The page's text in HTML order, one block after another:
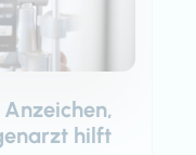
hilft